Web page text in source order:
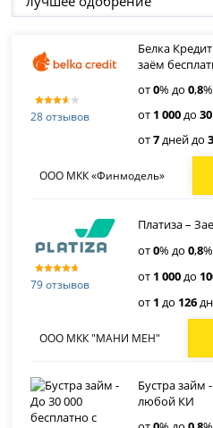
28 отзывов
Белка
заём
от0% до0,8
от 1 000до
от7дней до
ООО МКК «Финмодель»
79 отзывов
Платиза –
от0% до0,8
от 1 000до
от 1 до 126
ООО МКК "МАНИ МЕН"
Бустра займ
любой КИ